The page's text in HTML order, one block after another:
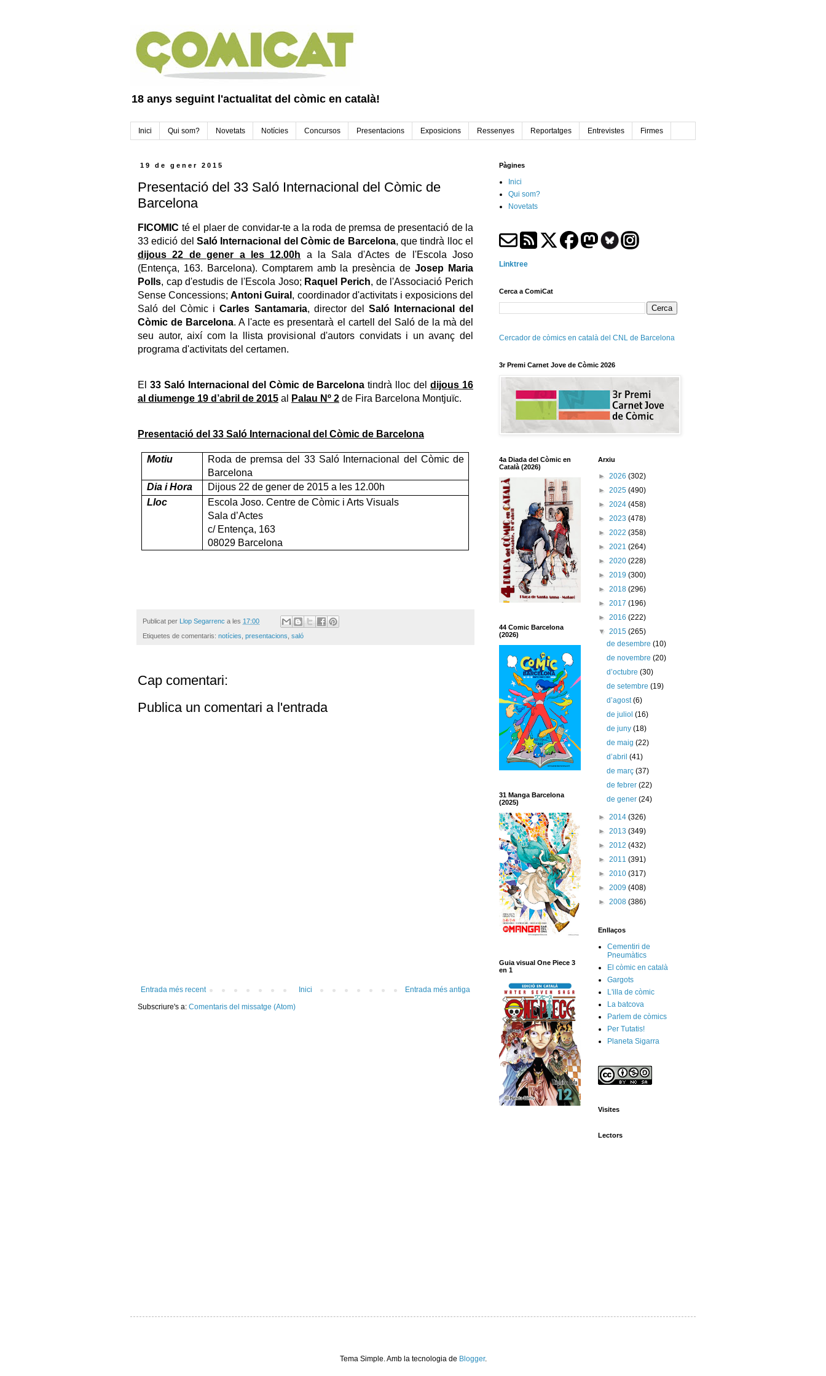
18 anys seguint l'actualitat del còmic en català!
Inici Qui som? Novetats Notícies Concursos Presentacions Exposicions Ressenyes Reportatges Entrevistes Firmes
19 de gener 2015
Presentació del 33 Saló Internacional del Còmic de
Barcelona
FICOMIC té el plaer de convidar-te a la roda de premsa de presentació de la
33 edició del Saló Internacional del Còmic de Barcelona, que tindrà lloc el
dijous 22 de gener a les 12.00h a la Sala d'Actes de l'Escola Joso
(Entença, 163. Barcelona). Comptarem amb la presència deJosep Maria
Polls, cap d'estudis de l'Escola Joso; Raquel Perich, de l'Associació Perich
Sense Concessions;Antoni Guiral , coordinador d'activitats i exposicions del
Saló del Còmic iCarles Santamaria, director del Saló Internacional del
Còmic de Barcelona. A l'acte es presentarà el cartell del Saló de la mà del
seu autor, així com la llista provisional d'autors convidats i un avanç del
programa d'activitats del certamen.
El 33 Saló Internacional del Còmic de Barcelona tindrà lloc deldijous 16
al diumenge 19 d’abril de 2015 al Palau Nº 2 de Fira Barcelona Montjuïc.
Presentació del 33 Saló Internacional del Còmic de Barcelona
Motiu
Roda de premsa del 33 Saló Internacional del Còmic de
Barcelona
Dia i Hora
Dijous 22 de gener de 2015 a les 12.00h
Lloc
Escola Joso. Centre de Còmic i Arts Visuals
Sala d’Actes
c/ Entença, 163
08029 Barcelona
Publicat per Llop Segarrenc a les 17:00
Etiquetes de comentaris: notícies, presentacions, saló
Cap comentari:
Publica un comentari a l'entrada
Entrada més recent Entrada més antiga
Inici
Subscriure's a: Comentaris del missatge (Atom)
Pàgines
Inici
Qui som?
Novetats
Linktree
Cerca a ComiCat
Cercador de còmics en català del CNL de Barcelona
3r Premi Carnet Jove de Còmic 2026
4a Diada del Còmic en
Català (2026)
44 Comic Barcelona
(2026)
31 Manga Barcelona
(2025)
Guia visual One Piece 3
en 1
Arxiu
► 2026 (302)
► 2025 (490)
► 2024 (458)
► 2023 (478)
► 2022 (358)
► 2021 (264)
► 2020 (228)
► 2019 (300)
► 2018 (296)
► 2017 (196)
► 2016 (222)
▼ 2015 (265)
de desembre(10)
de novembre(20)
d’octubre(30)
de setembre(19)
d’agost(6)
de juliol(16)
de juny(18)
de maig(22)
d’abril(41)
de març(37)
de febrer(22)
de gener(24)
► 2014 (326)
► 2013 (349)
► 2012 (432)
► 2011 (391)
► 2010 (317)
► 2009 (408)
► 2008 (386)
Enllaços
Cementiri de
Pneumàtics
El còmic en català
Gargots
L'illa de còmic
La batcova
Parlem de còmics
Per Tutatis!
Planeta Sigarra
Visites
Lectors
Tema Simple. Amb la tecnologia de Blogger.